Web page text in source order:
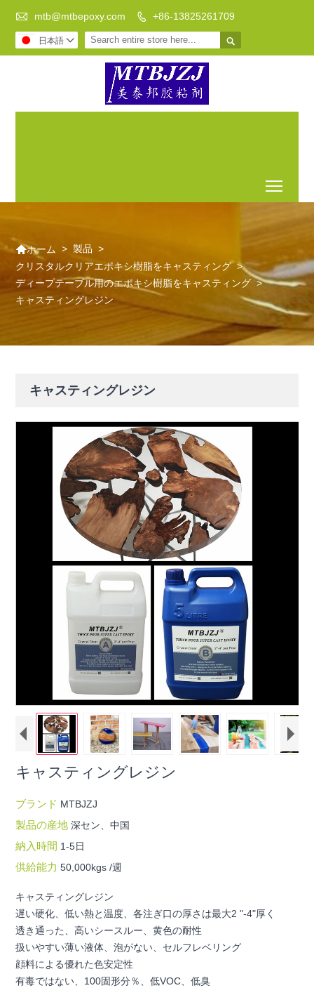
 mtb@mtbepoxy.com  +86-13825261709

日本語 
ホーム > 製品 >
クリスタルクリアエポキシ樹脂をキャスティング >
ディープテーブル用のエポキシ樹脂をキャスティング >
キャスティングレジン
キャスティングレジン
キャスティングレジン
ブランド MTBJZJ
製品の産地深セン、中国
納入時間 1-5日
供給能力50,000kgs /週
キャスティングレジン
遅い硬化、低い熱と温度、各注ぎ口の厚さは最大2 "-4"厚く
透き通った、高いシースルー、黄色の耐性
扱いやすい薄い液体、泡がない、セルフレベリング
顔料による優れた色安定性
有毒ではない、100固形分％、低VOC、低臭